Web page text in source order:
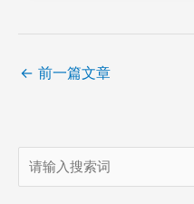
← 前一篇文章
搜
索